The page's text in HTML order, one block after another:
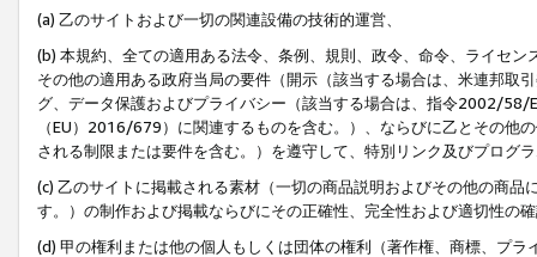
(a) 乙のサイトおよび一切の関連設備の技術的運営、
(b) 本規約、全ての適用ある法令、条例、規則、政令、命令、ライセ
その他の適用ある政府当局の要件（開示（該当する場合は、米連邦取
グ、データ保護およびプライバシー（該当する場合は、指令2002/58/
（EU）2016/679）に関連するものを含む。）、ならびに乙とその他
される制限または要件を含む。）を遵守して、特別リンク及びプログ
(c) 乙のサイトに掲載される素材（一切の商品説明およびその他の商
す。）の制作および掲載ならびにその正確性、完全性および適切性の
(d) 甲の権利または他の個人もしくは団体の権利（著作権、商標、プ